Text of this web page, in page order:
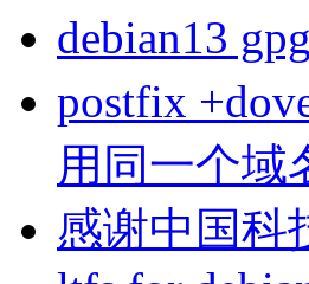
debian13
postfix
用同一个域
感谢中国科